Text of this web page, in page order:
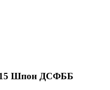
Шпон ДСФББ